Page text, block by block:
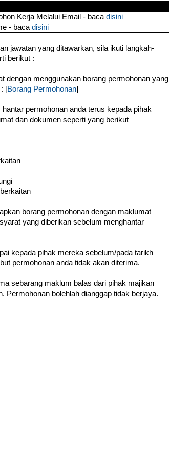
Kerja Melalui Email - bacadisini
- bacadisini
jawatan yang ditawarkan, sila ikuti langkah-
berikut :
dengan menggunakan borang permohonan yang
[Borang Permohonan]
permohonan anda terus kepada pihak
dan dokumen seperti yang berikut
borang permohonan dengan maklumat
yang diberikan sebelum menghantar
kepada pihak mereka sebelum/pada tarikh
permohonan anda tidak akan diterima.
sebarang maklum balas dari pihak majikan
Permohonan bolehlah dianggap tidak berjaya.